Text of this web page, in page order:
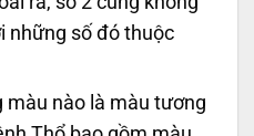
những số đó thuộc
màu nào là màu tương